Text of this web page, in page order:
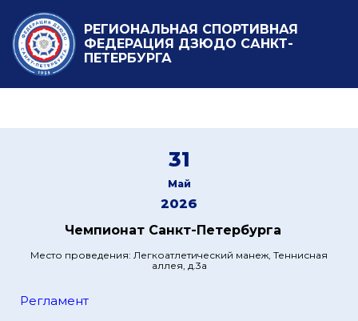
РЕГИОНАЛЬНАЯ СПОРТИВНАЯ
ФЕДЕРАЦИЯ ДЗЮДО САНКТ-
ПЕТЕРБУРГА
31
Май
2026
Чемпионат Санкт-Петербурга
Место проведения: Легкоатлетический манеж, Теннисная
аллея, д.3а
Регламент